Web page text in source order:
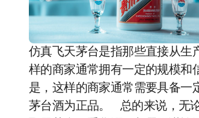
仿真飞天茅台是指那些直接从生
样的商家通常拥有一定的规模和
是，这样的商家通常需要具备一
茅台酒为正品。 总的来说，无